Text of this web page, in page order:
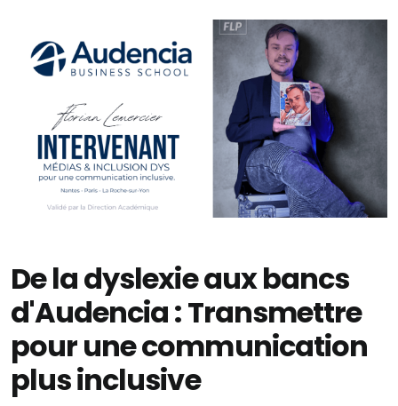
De la dyslexie aux bancs
d'Audencia : Transmettre
pour une communication
plus inclusive